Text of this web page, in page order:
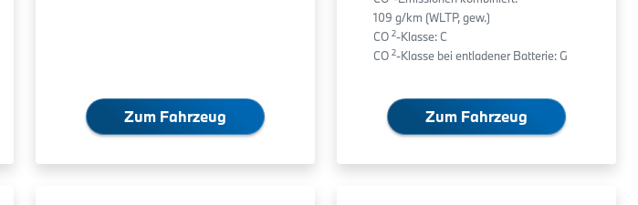
Zum Fahrzeug
109 g/km (WLTP, gew.)
CO 2-Klasse: C
CO 2-Klasse bei entladener Batterie: G
Zum Fahrzeug